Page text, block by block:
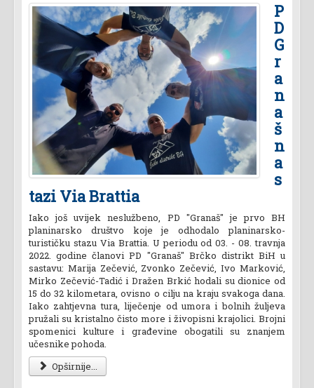
P
D
G
r
a
n
a
š
n
a
s
tazi Via Brattia
Iako još uvijek neslužbeno, PD "Granaš" je prvo BH
planinarsko društvo koje je odhodalo planinarsko-
turističku stazu Via Brattia. U periodu od 03. - 08. travnja
2022. godine članovi PD "Granaš" Brčko distrikt BiH u
sastavu: Marija Zečević, Zvonko Zečević, Ivo Marković,
Mirko Zečević-Tadić i Dražen Brkić hodali su dionice od
15 do 32 kilometara, ovisno o cilju na kraju svakoga dana.
Iako zahtjevna tura, liječenje od umora i bolnih žuljeva
pružali su kristalno čisto more i živopisni krajolici. Brojni
spomenici kulture i građevine obogatili su znanjem
učesnike pohoda.
Opširnije...